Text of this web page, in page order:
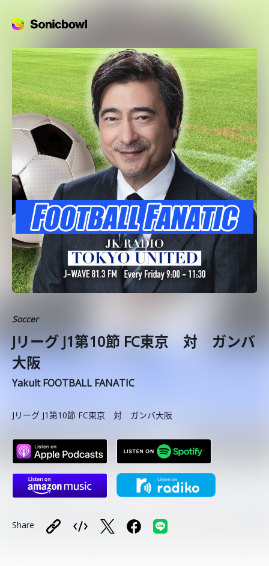
Soccer
Jリーグ J1第10節 FC東京 対 ガンバ
大阪
Yakult FOOTBALL FANATIC
Jリーグ J1第10節 FC東京 対 ガンバ大阪
Share